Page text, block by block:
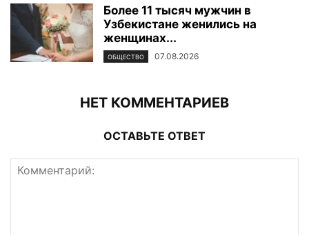
Более 11 тысяч мужчин в
Узбекистане женились на
женщинах...
ОБЩЕСТВО 07.08.2026
НЕТ КОММЕНТАРИЕВ
ОСТАВЬТЕ ОТВЕТ